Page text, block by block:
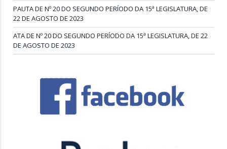
PAUTA DE Nº 20 DO SEGUNDO PERÍODO DA 15ª LEGISLATURA, DE
22 DE AGOSTO DE 2023
ATA DE Nº 20 DO SEGUNDO PERÍODO DA 15ª LEGISLATURA, DE 22
DE AGOSTO DE 2023